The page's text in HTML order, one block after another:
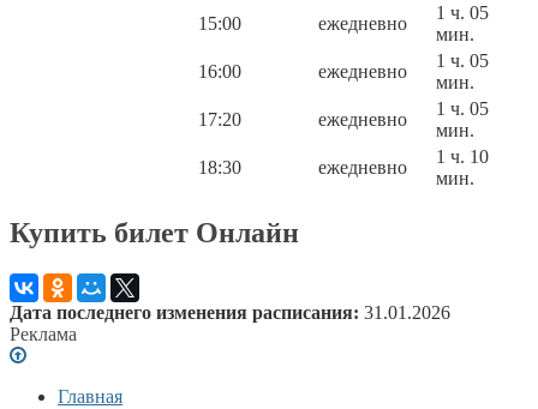
15:00
ежедневно
1 ч. 05
мин.
16:00
ежедневно
1 ч. 05
мин.
17:20
ежедневно
1 ч. 05
мин.
18:30
ежедневно
1 ч. 10
мин.
Купить билет Онлайн
Дата последнего изменения расписания: 31.01.2026
Реклама
Главная